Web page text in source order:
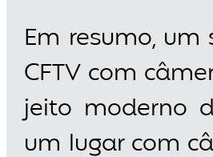
Em resumo,
CFTV com
jeito moderno
um lugar com